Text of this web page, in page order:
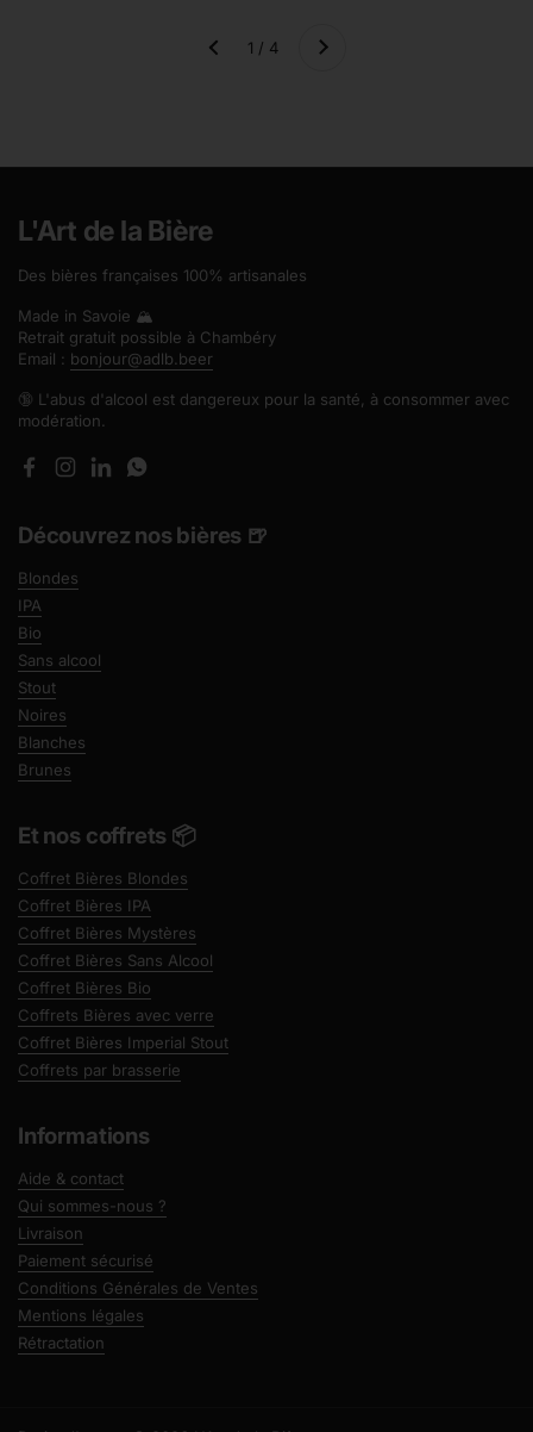
Précédent 1 / 4 Suivant
L'Art de la Bière
Des bières françaises 100% artisanales
Made in Savoie 🏔️
Retrait gratuit possible à Chambéry
Email : bonjour@adlb.beer
🔞 L'abus d'alcool est dangereux pour la santé, à consommer avec
modération.
FacebookInstagram
LinkedInWhatsApp
Découvrez nos bières 🍺
Blondes
IPA
Bio
Sans alcool
Stout
Noires
Blanches
Brunes
Et nos coffrets 📦
Coffret Bières Blondes
Coffret Bières IPA
Coffret Bières Mystères
Coffret Bières Sans Alcool
Coffret Bières Bio
Coffrets Bières avec verre
Coffret Bières Imperial Stout
Coffrets par brasserie
Informations
Aide & contact
Qui sommes-nous ?
Livraison
Paiement sécurisé
Conditions Générales de Ventes
Mentions légales
Rétractation